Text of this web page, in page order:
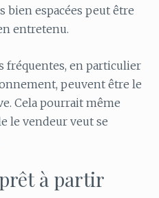
bien espacées peut être
entretenu.
fréquentes, en particulier
peuvent être le
Cela pourrait même
le vendeur veut se
à partir